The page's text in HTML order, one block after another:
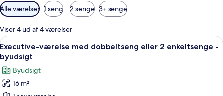
Tilgængelige
filtre
for
værelser
Alle værelser 1 seng 2 senge 3+ senge
Viser 4 ud af 4 værelser
Indlæs
alle
billeder
af
Executive-
Et hotelværelse med en stor seng,
7
Executive-værelse med dobbeltseng eller 2 enkeltsenge -
byudsigt
Byudsigt
16 m²